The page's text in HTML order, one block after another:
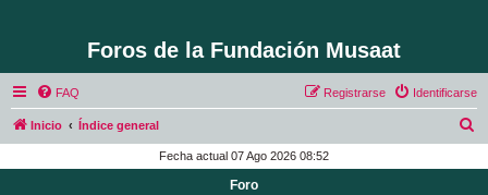
Foros de la Fundación Musaat
FAQ Identificarse
Registrarse
Inicio Índice general
Fecha actual 07 Ago 2026 08:52
Foro